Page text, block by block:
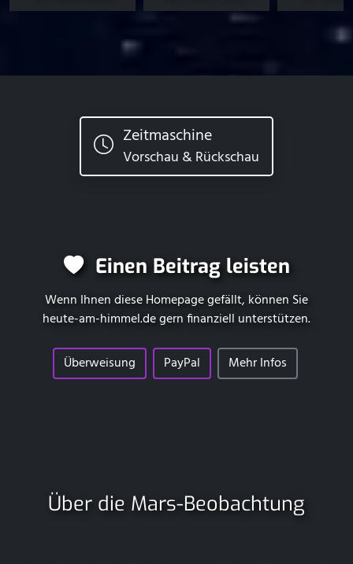
Zeitmaschine
Vorschau & Rückschau
Einen Beitrag leisten
Wenn Ihnen diese Homepage gefällt, können Sie
heute-am-himmel.degern finanziell unterstützen.
Überweisung PayPal Mehr Infos
Über die Mars-Beobachtung